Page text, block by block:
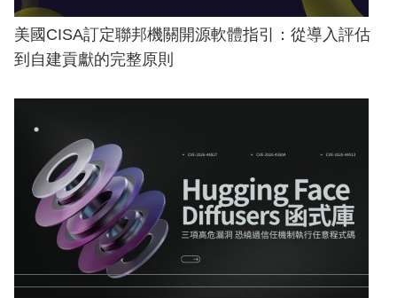
美國CISA訂定聯邦機關開源軟體指引：從導入評估
到自建貢獻的完整原則